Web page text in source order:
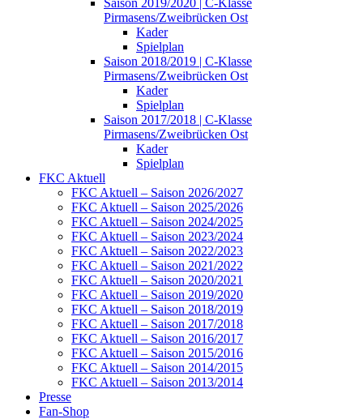
Saison 2019/2020 | C-Klasse
Pirmasens/Zweibrücken Ost
Kader
Spielplan
Saison 2018/2019 | C-Klasse
Pirmasens/Zweibrücken Ost
Kader
Spielplan
Saison 2017/2018 | C-Klasse
Pirmasens/Zweibrücken Ost
Kader
Spielplan
FKC Aktuell
FKC Aktuell – Saison 2026/2027
FKC Aktuell – Saison 2025/2026
FKC Aktuell – Saison 2024/2025
FKC Aktuell – Saison 2023/2024
FKC Aktuell – Saison 2022/2023
FKC Aktuell – Saison 2021/2022
FKC Aktuell – Saison 2020/2021
FKC Aktuell – Saison 2019/2020
FKC Aktuell – Saison 2018/2019
FKC Aktuell – Saison 2017/2018
FKC Aktuell – Saison 2016/2017
FKC Aktuell – Saison 2015/2016
FKC Aktuell – Saison 2014/2015
FKC Aktuell – Saison 2013/2014
Presse
Fan-Shop